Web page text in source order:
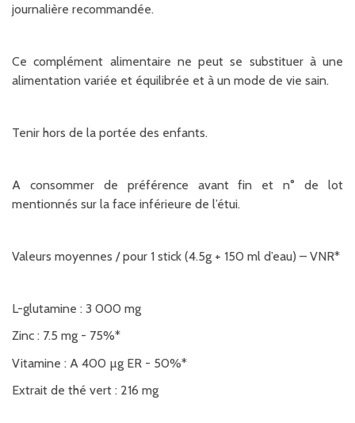
journalière recommandée.
Ce complément alimentaire ne peut se substituer à une
alimentation variée et équilibrée et à un mode de vie sain.
Tenir hors de la portée des enfants.
A consommer de préférence avant fin et n° de lot
mentionnés sur la face inférieure de l’étui.
Valeurs moyennes / pour 1 stick (4.5g + 150 ml d’eau) – VNR*
L-glutamine : 3 000 mg
Zinc : 7.5 mg - 75%*
Vitamine : A 400 µg ER - 50%*
Extrait de thé vert : 216 mg